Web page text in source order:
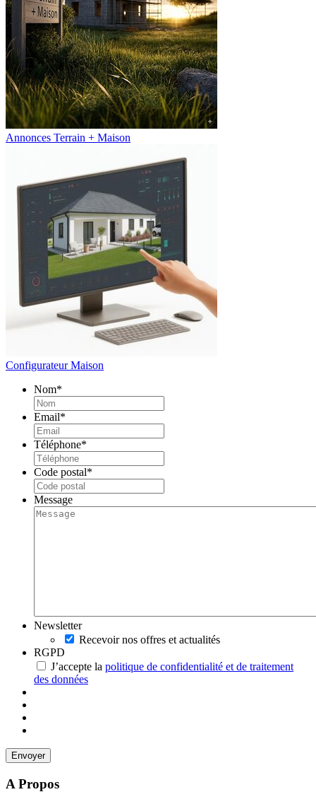
Annonces Terrain + Maison
Configurateur Maison
Nom*
Email*
Téléphone*
Code postal*
Message
Newsletter
Recevoir nos offres et actualités
RGPD
J’accepte la politique de confidentialité et de traitement
des données
A Propos